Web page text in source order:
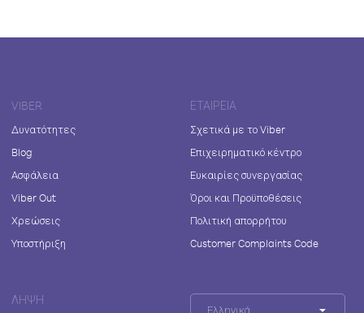
VIBER
Δυνατότητες
Blog
Ασφάλεια
Viber Out
Χρεώσεις
Υποστήριξη
ΕΤΑΙΡΕΊΑ
Σχετικά με το Viber
Επιχειρηματικό κέντρο
Ευκαιρίες συνεργασίας
Όροι και Προϋποθέσεις
Πολιτική απορρήτου
Customer Complaints Code
ΛΉΨΗ
Ελληνικά